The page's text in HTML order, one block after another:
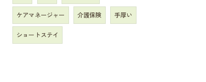
ケアマネージャー 介護保険 手厚い
ショートステイ